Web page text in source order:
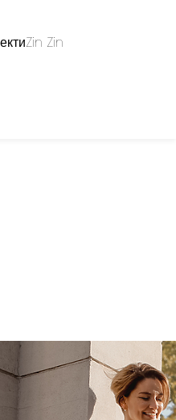
Zin Zin